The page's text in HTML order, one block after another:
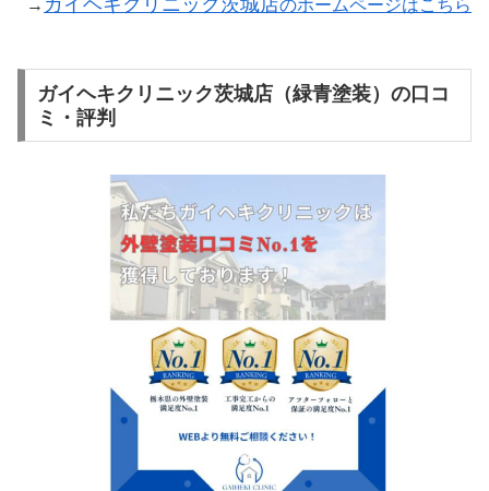
→ のホームページはこちら
ガイヘキクリニック茨城店（緑青塗装）の口コ
ミ・評判